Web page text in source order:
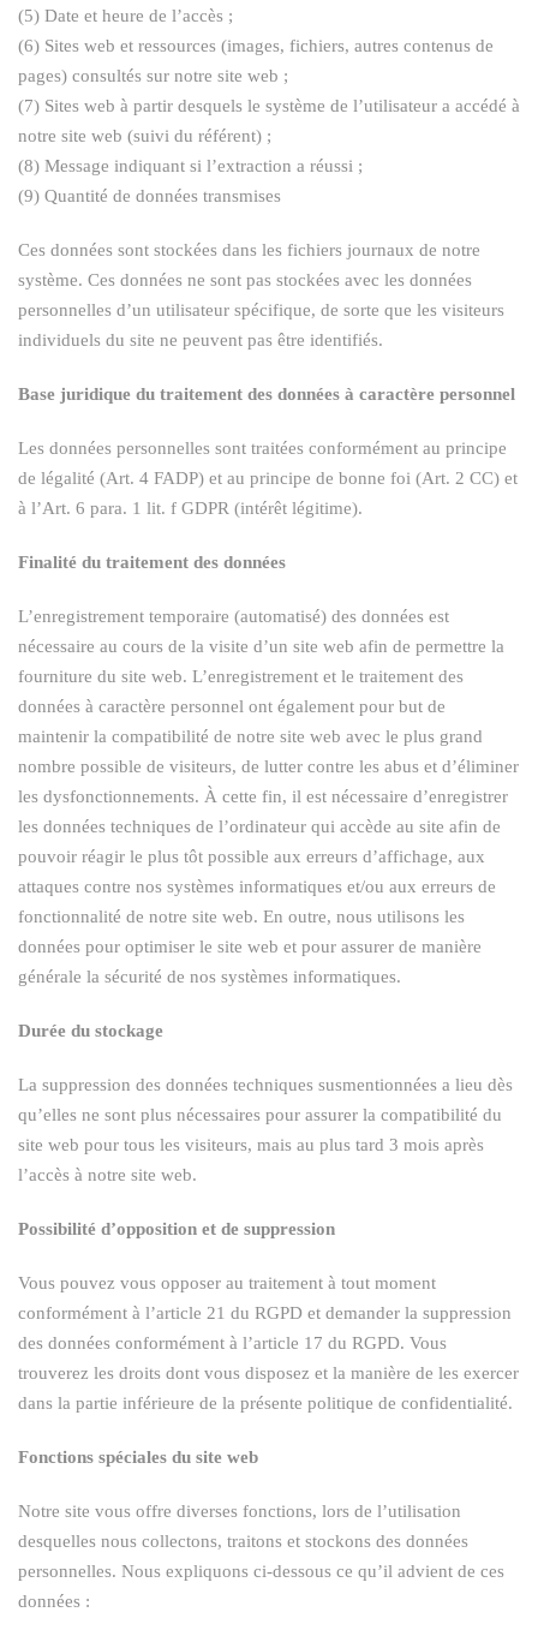
(5) Date et heure de l’accès ;
(6) Sites web et ressources (images, fichiers, autres contenus de
pages) consultés sur notre site web ;
(7) Sites web à partir desquels le système de l’utilisateur a accédé à
notre site web (suivi du référent) ;
(8) Message indiquant si l’extraction a réussi ;
(9) Quantité de données transmises
Ces données sont stockées dans les fichiers journaux de notre
système. Ces données ne sont pas stockées avec les données
personnelles d’un utilisateur spécifique, de sorte que les visiteurs
individuels du site ne peuvent pas être identifiés.
Base juridique du traitement des données à caractère personnel
Les données personnelles sont traitées conformément au principe
de légalité (Art. 4 FADP) et au principe de bonne foi (Art. 2 CC) et
à l’Art. 6 para. 1 lit. f GDPR (intérêt légitime).
Finalité du traitement des données
L’enregistrement temporaire (automatisé) des données est
nécessaire au cours de la visite d’un site web afin de permettre la
fourniture du site web. L’enregistrement et le traitement des
données à caractère personnel ont également pour but de
maintenir la compatibilité de notre site web avec le plus grand
nombre possible de visiteurs, de lutter contre les abus et d’éliminer
les dysfonctionnements. À cette fin, il est nécessaire d’enregistrer
les données techniques de l’ordinateur qui accède au site afin de
pouvoir réagir le plus tôt possible aux erreurs d’affichage, aux
attaques contre nos systèmes informatiques et/ou aux erreurs de
fonctionnalité de notre site web. En outre, nous utilisons les
données pour optimiser le site web et pour assurer de manière
générale la sécurité de nos systèmes informatiques.
Durée du stockage
La suppression des données techniques susmentionnées a lieu dès
qu’elles ne sont plus nécessaires pour assurer la compatibilité du
site web pour tous les visiteurs, mais au plus tard 3 mois après
l’accès à notre site web.
Possibilité d’opposition et de suppression
Vous pouvez vous opposer au traitement à tout moment
conformément à l’article 21 du RGPD et demander la suppression
des données conformément à l’article 17 du RGPD. Vous
trouverez les droits dont vous disposez et la manière de les exercer
dans la partie inférieure de la présente politique de confidentialité.
Fonctions spéciales du site web
Notre site vous offre diverses fonctions, lors de l’utilisation
desquelles nous collectons, traitons et stockons des données
personnelles. Nous expliquons ci-dessous ce qu’il advient de ces
données :